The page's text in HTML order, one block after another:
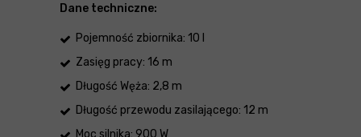
Dane techniczne:
Pojemność zbiornika: 10 l
Zasięg pracy: 16 m
Długość Węża: 2,8 m
Długość przewodu zasilającego: 12 m
Moc silnika: 900 W